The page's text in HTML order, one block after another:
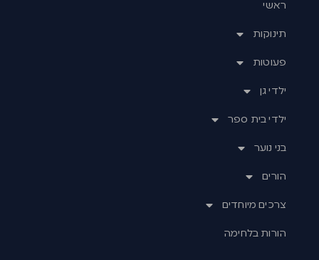
ראשי
תינוקות
פעוטות
ילדי גן
ילדי בית ספר
בני נוער
הורים
צרכים מיוחדים
הורות בלחימה